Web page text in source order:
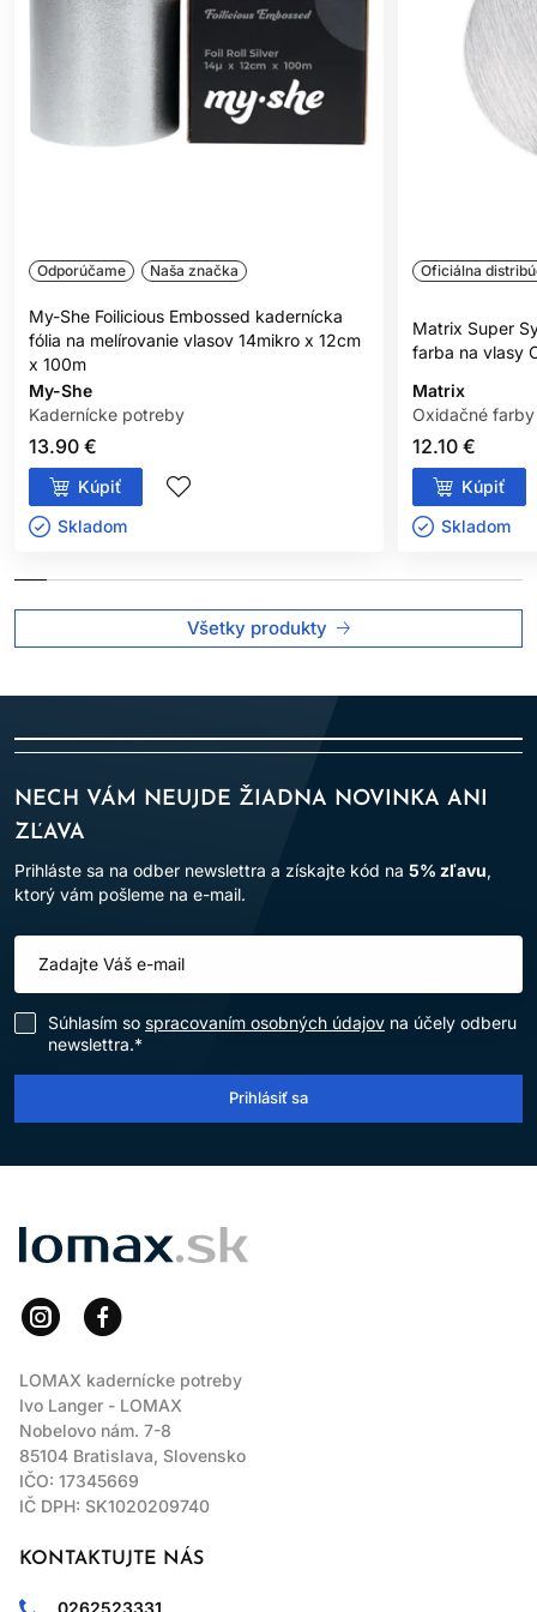
Dodanie alebo neutralizácia tónu- zmena a úprava tónu v
rovnakej výške tónu
Odporúčame Naša značka
My-She Foilicious Embossed kadernícka
fólia na melírovanie vlasov 14mikro x 12cm
x 100m
My-She
Kadernícke potreby
13.90 €
Kúpiť
Skladom ㅤ
Oficiálna
Matrix Super
farba na vlasy
Matrix
Oxidačné
12.10 €
Kúpiť
Skladom ㅤ
Všetky produkty
NECH VÁM NEUJDE ŽIADNA NOVINKA ANI
ZĽAVA
Prihláste sa na odber newslettra a získajte kód na 5% zľavu,
ktorý vám pošleme na e-mail.
Súhlasím so spracovaním osobných údajov na účely odberu
newslettra.*
Prihlásiť sa
LOMAX
LOMAX kadernícke potreby
Ivo Langer - LOMAX
Nobelovo nám. 7-8
85104 Bratislava, Slovensko
IČO: 17345669
IČ DPH: SK1020209740
KONTAKTUJTE NÁS
0262523331